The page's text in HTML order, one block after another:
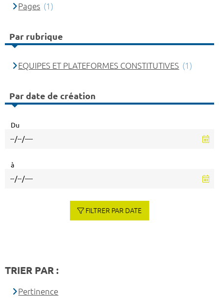
Pages (1)
Par rubrique
EQUIPES ET PLATEFORMES CONSTITUTIVES (1)
Par date de création
Du
à
FILTRER PAR DATE
TRIER PAR :
Pertinence